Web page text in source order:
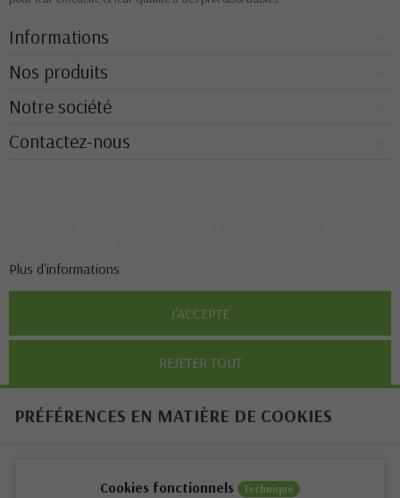
Informations
Nos produits
Notre société
Contactez-nous
Plus d'informations
REJETER TOUT
J'ACCEPTE
PRÉFÉRENCES EN MATIÈRE DE COOKIES
Cookies fonctionnels Technique